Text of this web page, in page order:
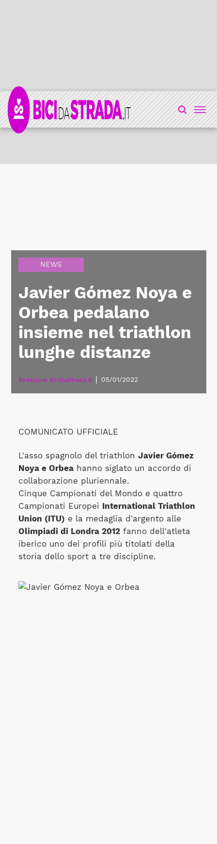
NEWS
Javier Gómez Noya e
Orbea pedalano
insieme nel triathlon
lunghe distanze
Redazione BiciDaStrada.it 05/01/2022
COMUNICATO UFFICIALE
L'asso spagnolo del triathlon Javier Gómez
Noya e Orbeahanno siglato un accordo di
collaborazione pluriennale.
Cinque Campionati del Mondo e quattro
Campionati Europei International Triathlon
Union (ITU) e la medaglia d'argento alle
Olimpiadi di Londra 2012fanno dell'atleta
iberico uno dei profili più titolati della
storia dello sport a tre discipline.